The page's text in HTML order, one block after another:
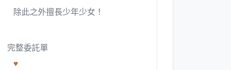
除此之外擅長少年少女！
完整委託單
♥